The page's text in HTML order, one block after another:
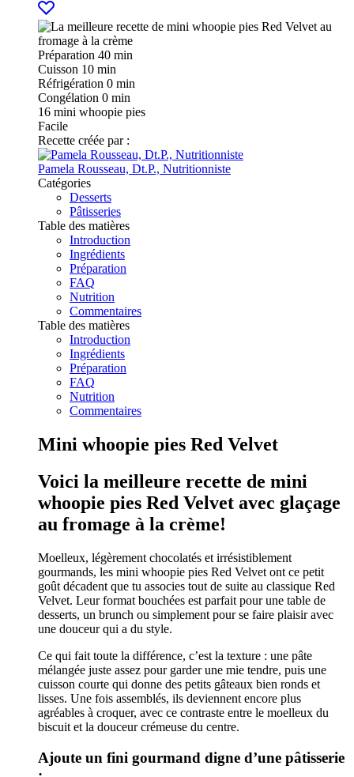
Préparation 40 min
Cuisson 10 min
Réfrigération 0 min
Congélation 0 min
16 mini whoopie pies
Facile
Recette créée par :
Pamela Rousseau, Dt.P., Nutritionniste
Catégories
Desserts
Pâtisseries
Table des matières
Introduction
Ingrédients
Préparation
FAQ
Nutrition
Commentaires
Table des matières
Introduction
Ingrédients
Préparation
FAQ
Nutrition
Commentaires
Mini whoopie pies Red Velvet
Voici la meilleure recette de mini
whoopie pies Red Velvet avec glaçage
au fromage à la crème!
Moelleux, légèrement chocolatés et irrésistiblement
gourmands, les mini whoopie pies Red Velvet ont ce petit
goût décadent que tu associes tout de suite au classique Red
Velvet. Leur format bouchées est parfait pour une table de
desserts, un brunch ou simplement pour se faire plaisir avec
une douceur qui a du style.
Ce qui fait toute la différence, c’est la texture : une pâte
mélangée juste assez pour garder une mie tendre, puis une
cuisson courte qui donne des petits gâteaux bien ronds et
lisses. Une fois assemblés, ils deviennent encore plus
agréables à croquer, avec ce contraste entre le moelleux du
biscuit et la douceur crémeuse du centre.
Ajoute un fini gourmand digne d’une pâtisserie